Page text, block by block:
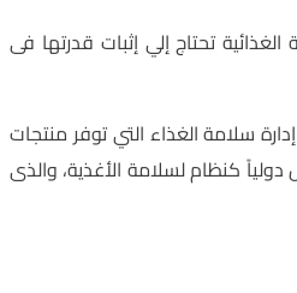
الغذائية تحتاج إلي إثبات قدرتها فى
إدارة سلامة الغذاء التي توفر منتجات
مقبول دولياً كنظام لسلامة الأغذية، والذى